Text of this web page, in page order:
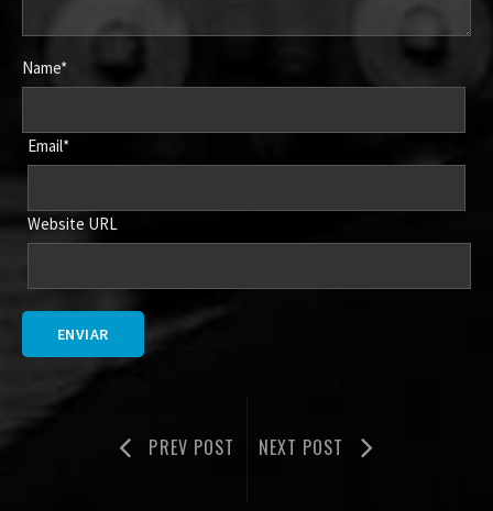
Name*
Email*
Website URL
PREV POST NEXT POST